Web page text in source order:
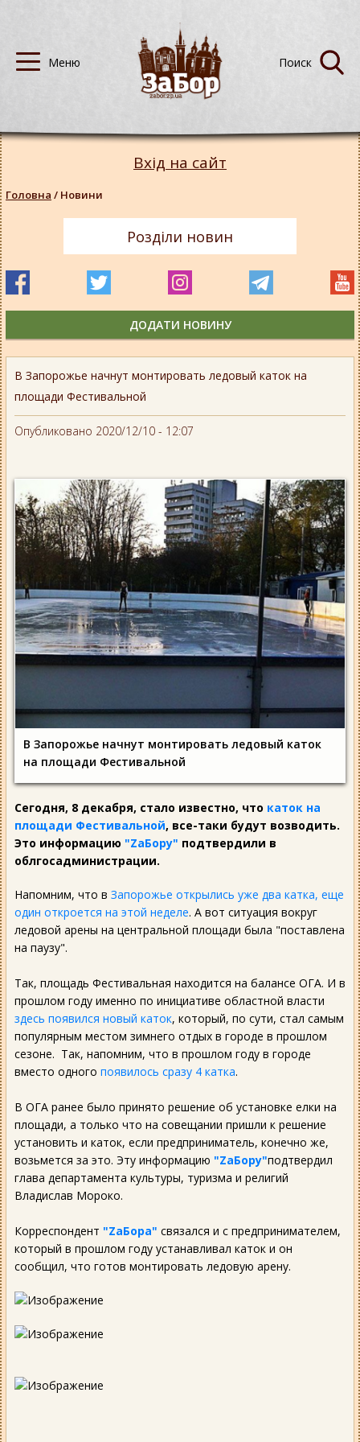
В Запорожье начнут монтировать ледовый каток на
площади Фестивальной
Опубликовано 2020/12/10 - 12:07
В Запорожье начнут монтировать ледовый каток
на площади Фестивальной
Сегодня, 8 декабря, стало известно, что каток на
площади Фестивальной, все-таки будут возводить.
Это информацию "ZаБору" подтвердили в
облгосадминистрации.
Напомним, что в Запорожье открылись уже два катка, еще
один откроется на этой неделе. А вот ситуация вокруг
ледовой арены на центральной площади была "поставлена
на паузу".
Так, площадь Фестивальная находится на балансе ОГА. И в
прошлом году именно по инициативе областной власти
здесь появился новый каток, который, по сути, стал самым
популярным местом зимнего отдых в городе в прошлом
сезоне. Так, напомним, что в прошлом году в городе
вместо одного появилось сразу 4 катка.
В ОГА ранее было принято решение об установке елки на
площади, а только что на совещании пришли к решение
установить и каток, если предприниматель, конечно же,
возьмется за это. Эту информацию "ZаБору"подтвердил
глава департамента культуры, туризма и религий
Владислав Мороко.
Корреспондент "ZаБора" связался и с предпринимателем,
который в прошлом году устанавливал каток и он
сообщил, что готов монтировать ледовую арену.
Вхід на сайт
Головна / Новини
Розділи новин
ДОДАТИ НОВИНУ